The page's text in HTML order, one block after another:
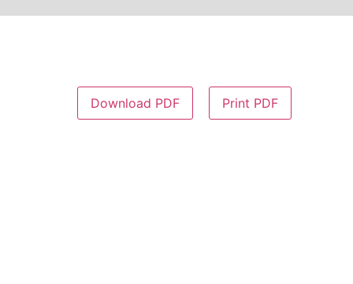
Download PDF Print PDF